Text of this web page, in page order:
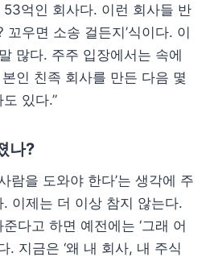
억인 회사다. 이런 회사들 반
꼬우면 소송 걸든지’식이다. 이
많다. 주주 입장에서는 속에
인 친족 회사를 만든 다음 몇
있다.”
나?
람을 도와야 한다’는 생각에 주
이제는 더 이상 참지 않는다.
다고 하면 예전에는 ‘그래 어
. 지금은 ‘왜 내 회사, 내 주식